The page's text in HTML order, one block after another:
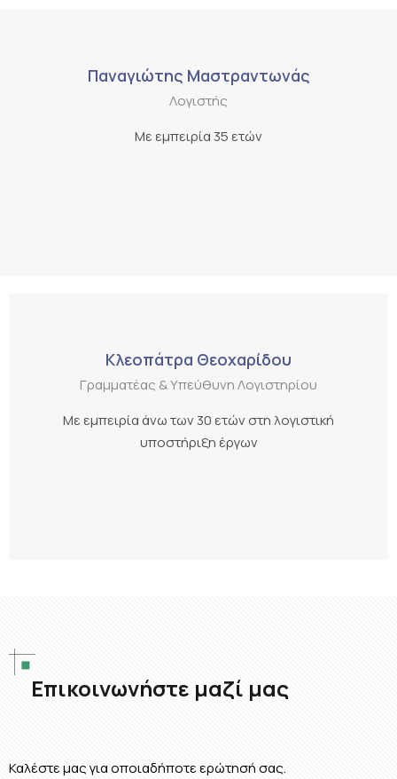
Παναγιώτης Μαστραντωνάς
Λογιστής
Με εμπειρία 35 ετών
Κλεοπάτρα Θεοχαρίδου
Γραμματέας & Υπεύθυνη Λογιστηρίου
Με εμπειρία άνω των 30 ετών στη λογιστική
υποστήριξη έργων
Επικοινωνήστε μαζί μας
Καλέστε μας για οποιαδήποτε ερώτησή σας.